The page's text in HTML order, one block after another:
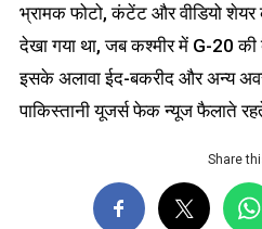
भ्रामक फोटो, कंटेंट और वीडियो
देखा गया था, जब कश्मीर में G-20
इसके अलावा ईद-बकरीद और अन्य
पाकिस्तानी यूजर्स फेक न्यूज फैलाते
Share